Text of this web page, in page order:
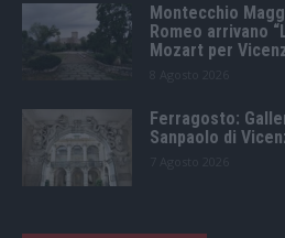
Montecchio
Romeo arrivano
Mozart per
Ferragosto:
Sanpaolo di